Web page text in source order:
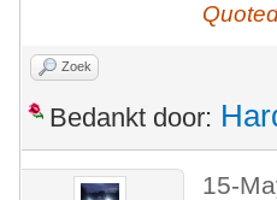
Zoek
Bedankt door:
15-